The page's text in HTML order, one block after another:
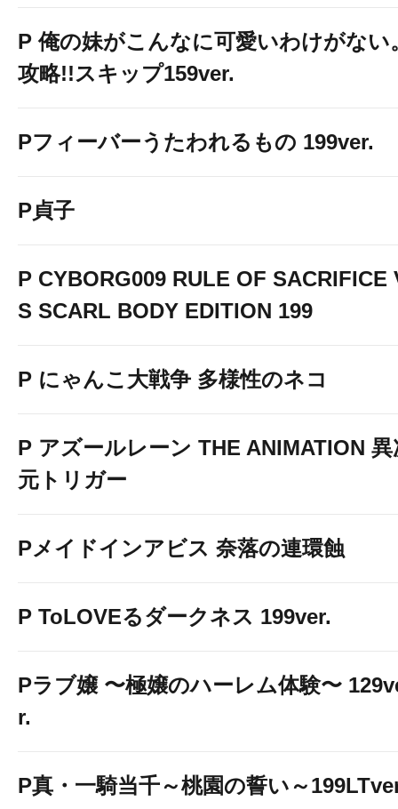
８月４日（火
最新機種＆新台一
P 俺の妹がこんなに可愛いわけがない
攻略!!スキップ159ver.
Pフィーバーうたわれるもの 199ver.
P貞子
P CYBORG009 RULE OF SACRIFICE
S SCARL BODY EDITION 199
P にゃんこ大戦争 多様性のネコ
P アズールレーン THE ANIMATION 異
元トリガー
Pメイドインアビス 奈落の連環蝕
P ToLOVEるダークネス 199ver.
Pラブ嬢 〜極嬢のハーレム体験〜
r.
P真・一騎当千～桃園の誓い～